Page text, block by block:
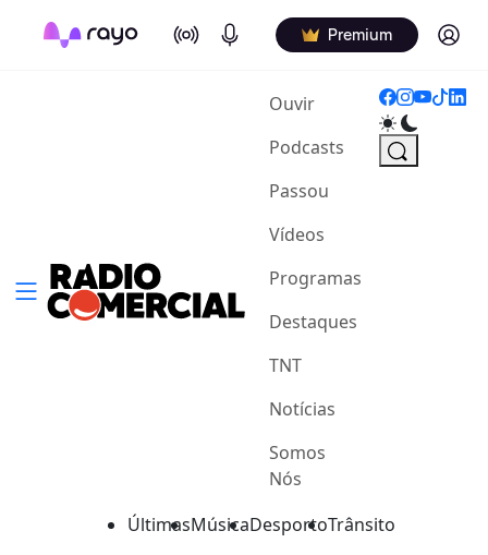
On Air Podcasts Premium Log in
Ouvir(current)
Podcasts
Passou
Vídeos
Programas
Destaques
TNT
Notícias
Somos
Nós
ÚltimasMúsicaDesportoTrânsito